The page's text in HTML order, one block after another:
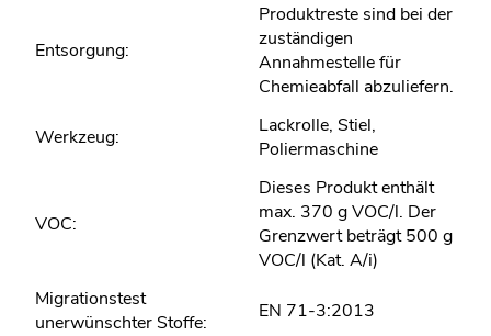
Entsorgung:
Produktreste sind bei der
zuständigen
Annahmestelle für
Chemieabfall abzuliefern.
Werkzeug:
Lackrolle, Stiel,
Poliermaschine
VOC:
Dieses Produkt enthält
max. 370 g VOC/l. Der
Grenzwert beträgt 500 g
VOC/l (Kat. A/i)
Migrationstest
unerwünschter Stoffe:
EN 71-3:2013